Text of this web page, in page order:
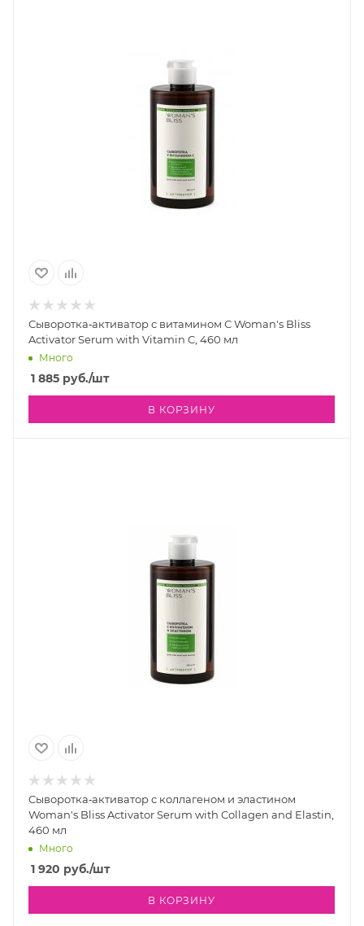
Сыворотка‐активатор с витамином С Woman's Bliss
Activator Serum with Vitamin C, 460 мл
Много
1 885 руб./шт
В КОРЗИНУ
Сыворотка‐активатор с коллагеном и эластином
Woman's Bliss Activator Serum with Collagen and Elastin,
460 мл
Много
1 920 руб./шт
В КОРЗИНУ